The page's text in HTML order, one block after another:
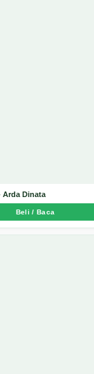
Arda Dinata
Beli / Baca